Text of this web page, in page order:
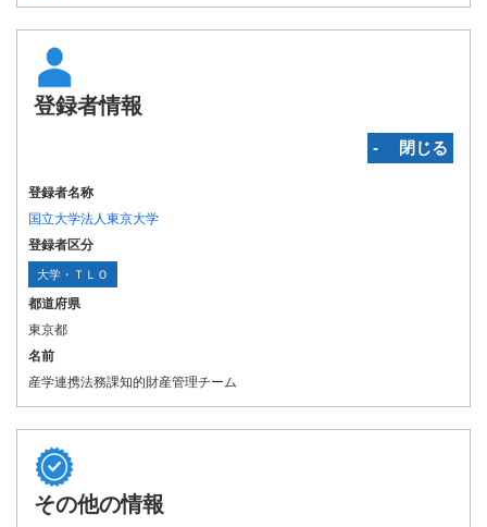
登録者情報
‐ 閉じる
登録者名称
国立大学法人東京大学
登録者区分
大学・ＴＬＯ
都道府県
東京都
名前
産学連携法務課知的財産管理チーム
その他の情報